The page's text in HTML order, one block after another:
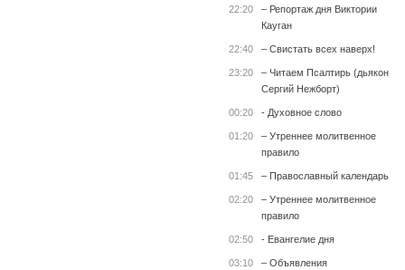
22:20
– Репортаж дня Виктории
Кауган
22:40 – Свистать всех наверх!
23:20
– Читаем Псалтирь (дьякон
Сергий Нежборт)
00:20 - Духовное слово
01:20
– Утреннее молитвенное
правило
01:45 – Православный календарь
02:20
– Утреннее молитвенное
правило
02:50 - Евангелие дня
03:10 – Объявления